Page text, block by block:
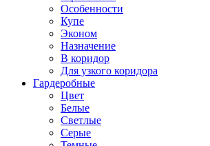
Особенности
Купе
Эконом
Назначение
В коридор
Для узкого коридора
Гардеробные
Цвет
Белые
Светлые
Серые